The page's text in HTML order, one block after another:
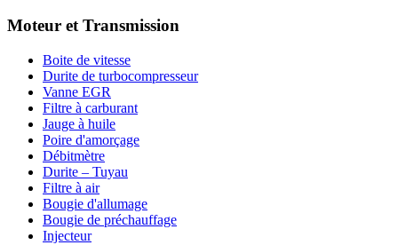
Moteur et Transmission
Boite de vitesse
Durite de turbocompresseur
Vanne EGR
Filtre à carburant
Jauge à huile
Poire d'amorçage
Débitmètre
Durite – Tuyau
Filtre à air
Bougie d'allumage
Bougie de préchauffage
Injecteur